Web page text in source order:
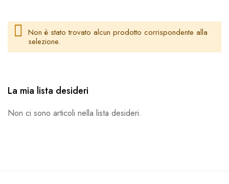
Non è stato trovato alcun prodotto corrispondente alla
selezione.
La mia lista desideri
Non ci sono articoli nella lista desideri.